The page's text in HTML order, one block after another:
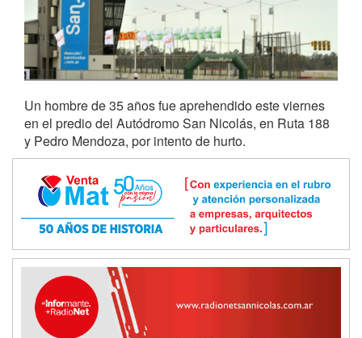
Un hombre de 35 años fue aprehendido este viernes
en el predio del Autódromo San Nicolás, en Ruta 188
y Pedro Mendoza, por intento de hurto.